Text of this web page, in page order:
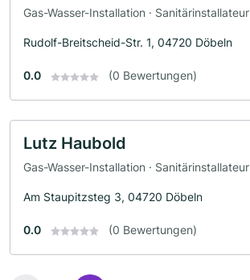
Gas-Wasser-Installation · Sanitärinstallateur
Rudolf-Breitscheid-Str. 1, 04720 Döbeln
0.0 (0 Bewertungen)
Lutz Haubold
Gas-Wasser-Installation · Sanitärinstallateur
Am Staupitzsteg 3, 04720 Döbeln
0.0 (0 Bewertungen)